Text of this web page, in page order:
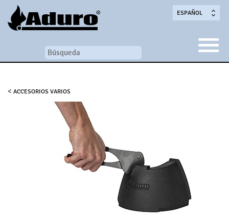
ESPAÑOL
< ACCESORIOS VARIOS